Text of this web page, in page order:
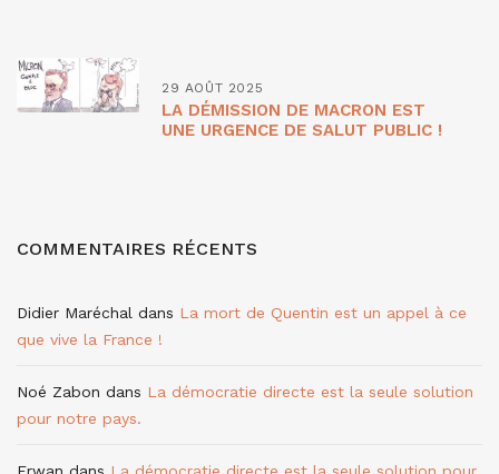
29 AOÛT 2025
LA DÉMISSION DE MACRON EST
UNE URGENCE DE SALUT PUBLIC !
COMMENTAIRES RÉCENTS
Didier Maréchal dans La mort de Quentin est un appel à ce
que vive la France !
Noé Zabon dans La démocratie directe est la seule solution
pour notre pays.
Erwan dans La démocratie directe est la seule solution pour